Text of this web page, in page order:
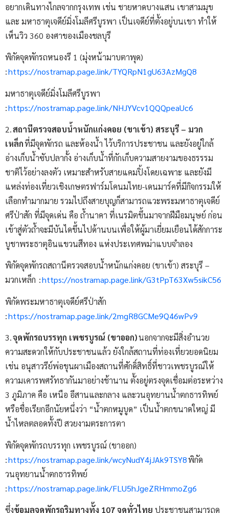
อยากเดินทางไกลจากกรุงเทพ เช่น ชายหาดบางแสน เขาสามมุข
และ มหาธาตุเจดีย์มิ่งโมลีศรีบูรพา เป็นเจดีย์ที่ตั้งอยู่บนเขา ทำให้
เห็นวิว 360 องศาของเมืองชลบุรี
พิกัดจุดพักรถหนองรี 1 (มุ่งหน้ามาบตาพุด)
:https://nostramap.page.link/TYQRpN1gU63AzMgQ8
มหาธาตุเจดีย์มิ่งโมลีศรีบูรพา
:https://nostramap.page.link/NHJYVcv1QQQpeaUc6
2.สถานีตรวจสอบน้ำหนักแก่งคอย (ขาเข้า) สระบุรี – มวก
เหล็กที่มีจุดพักรถ และห้องน้ำ ไว้บริการประชาชน และยังอยู่ใกล้
อ่างเก็บน้ำซับปลากั้ง อ่างเก็บน้ำที่กักเก็บความสายงามของธรรรม
ชาติไว้อย่างลงตัว เหมาะสำหรับสายแคมปิ้งโดยเฉพาะ และยังมี
แหล่งท่องเที่ยวเชิงเกษตรฟาร์มโคนมไทย-เดนมาร์คที่มีกิจกรรมให้
เลือกทำมากมาย รวมไปถึงสายบุญก็สามารถแวะพระมหาธาตุเจดีย์
ศรีป่าสัก ที่มีจุดเด่น คือ ถ้ำนาคา ที่เนรมิตขึ้นมาจากฝีมือมนุษย์ ก่อน
เข้าสู่ตัวถ้ำจะมีบันไดขึ้นไปด้านบนเพื่อให้ผู้มาเยี่ยมเยือนได้สักการะ
บูชาพระธาตุอินแขวนสีทอง แห่งประเทศพม่าแบบจำลอง
พิกัดจุดพักรถสถานีตรวจสอบน้ำหนักแก่งคอย (ขาเข้า) สระบุรี –
มวกเหล็ก :https://nostramap.page.link/G3tPpT63Xw5sikC56
พิกัดพระมหาธาตุเจดีย์ศรีป่าสัก
:https://nostramap.page.link/2mgR8GCMe9Q46wPv9
3.จุดพักรถบรรทุก เพชรบูรณ์ (ขาออก)นอกจากจะมีสิ่งอำนวย
ความสะดวกให้กับประชาชนแล้ว ยังใกล้สถานที่ท่องเที่ยวยอดนิยม
เช่น อนุสาวรีย์พ่อขุนผาเมืองสถานที่ศักดิ์สิทธิ์ที่ชาวเพชรบูรณ์ให้
ความเคารพศรัทธากันมาอย่างช้านาน ตั้งอยู่ตรงจุดเชื่อมต่อระหว่าง
3 ภูมิภาค คือ เหนือ อีสานและกลาง และวนอุทยานน้ำตกธารทิพย์
หรือชื่อเรียกอีกนัยหนึ่งว่า “น้ำตกหมูบูด” เป็นน้ำตกขนาดใหญ่ มี
น้ำไหลตลอดทั้งปี สวยงามตระการตา
พิกัดจุดพักรถบรรทุก เพชรบูรณ์ (ขาออก)
:https://nostramap.page.link/wcyNudY4jJAk9TSY8พิกัด
วนอุทยานน้ำตกธารทิพย์
:https://nostramap.page.link/FLU5hJgeZRHmmoZg6
ซึ่งข้อมูลจุดพักรถริมทางทั้ง 107จุดทั่วไทย ประชาชนสามารถดู